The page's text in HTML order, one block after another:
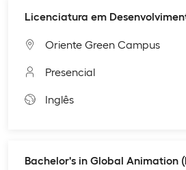
Licenciatura em
Oriente Green Campus
Presencial
Inglês
Bachelor's in Global Animation